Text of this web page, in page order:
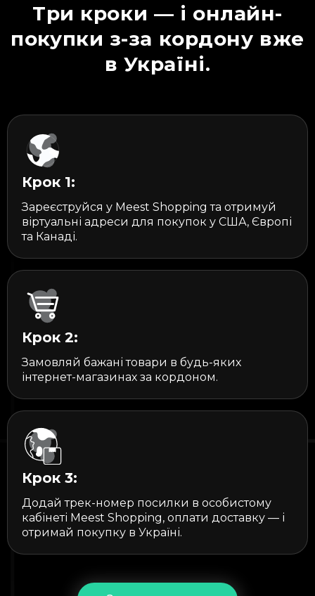
Три кроки — і онлайн-
покупки з-за кордону вже
в Україні.
Крок 1:
Зареєструйся у Meest Shopping та отримуй
віртуальні адреси для покупок у США, Європі
та Канаді.
Крок 2:
Замовляй бажані товари в будь-яких
інтернет-магазинах за кордоном.
Крок 3:
Додай трек-номер посилки в особистому
кабінеті Meest Shopping, оплати доставку — і
отримай покупку в Україні.